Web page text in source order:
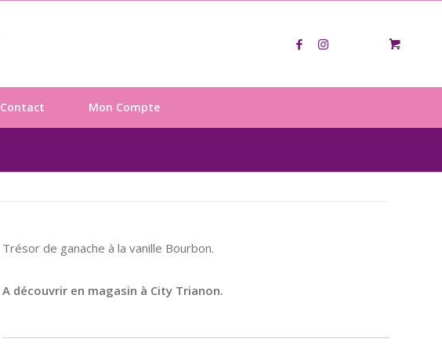
Contact Mon Compte
Trésor de ganache à la vanille Bourbon.
A découvrir en magasin à City Trianon.